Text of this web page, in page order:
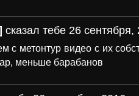
сказал тебе 26
с метонтур видео с их
меньше барабанов